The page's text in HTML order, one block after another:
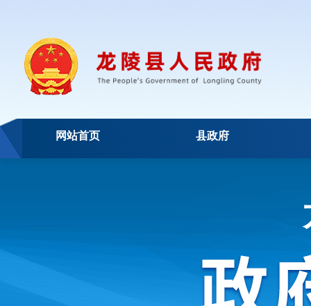
网站首页 县政府